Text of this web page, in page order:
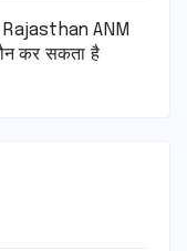
Rajasthan ANM
कर सकता है